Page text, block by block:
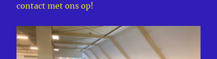
contact met ons op!